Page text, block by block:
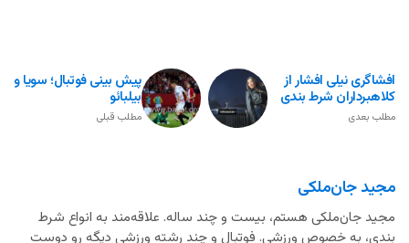
پیش بینی فوتبال؛ سویا و
بیلبائو
مطلب قبلی
افشاگری نیلی افشار از
کلاهبرداران شرط بندی
مطلب بعدی
مجید جان‌ملکی
مجید جان‌ملکی هستم، بیست و چند ساله. علاقه‌مند به انواع شرط
بندی، به خصوص ورزشی. فوتبال و چند رشته ورزشی دیگه رو دوست